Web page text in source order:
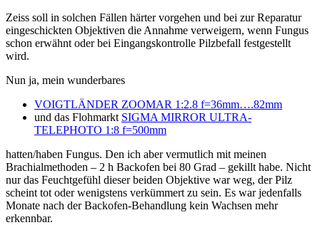
Zeiss soll in solchen Fällen härter vorgehen und bei zur Reparatur
eingeschickten Objektiven die Annahme verweigern, wenn Fungus
schon erwähnt oder bei Eingangskontrolle Pilzbefall festgestellt
wird.
Nun ja, mein wunderbares
VOIGTLÄNDER ZOOMAR 1:2.8 f=36mm….82mm
und das Flohmarkt SIGMA MIRROR ULTRA-
TELEPHOTO 1:8 f=500mm
hatten/haben Fungus. Den ich aber vermutlich mit meinen
Brachialmethoden – 2 h Backofen bei 80 Grad – gekillt habe. Nicht
nur das Feuchtgefühl dieser beiden Objektive war weg, der Pilz
scheint tot oder wenigstens verkümmert zu sein. Es war jedenfalls
Monate nach der Backofen-Behandlung kein Wachsen mehr
erkennbar.